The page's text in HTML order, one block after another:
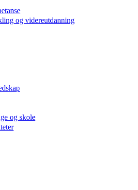
og videreutdanning
og skole